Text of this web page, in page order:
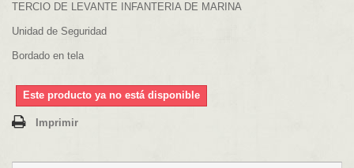
TERCIO DE LEVANTE INFANTERIA DE MARINA
Unidad de Seguridad
Bordado en tela
Este producto ya no está disponible
Imprimir